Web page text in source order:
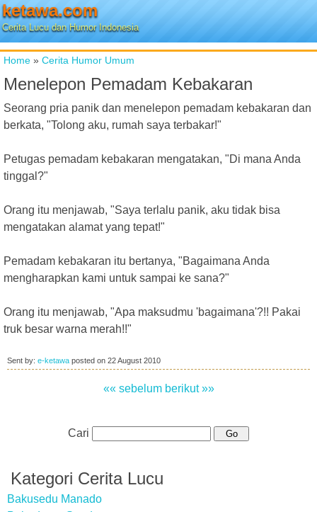
ketawa.com
Cerita Lucu dan Humor Indonesia
Home » Cerita Humor Umum
Menelepon Pemadam Kebakaran
Seorang pria panik dan menelepon pemadam kebakaran dan
berkata, "Tolong aku, rumah saya terbakar!"
Petugas pemadam kebakaran mengatakan, "Di mana Anda
tinggal?"
Orang itu menjawab, "Saya terlalu panik, aku tidak bisa
mengatakan alamat yang tepat!"
Pemadam kebakaran itu bertanya, "Bagaimana Anda
mengharapkan kami untuk sampai ke sana?"
Orang itu menjawab, "Apa maksudmu 'bagaimana'?!! Pakai
truk besar warna merah!!"
Sent by: e-ketawa posted on 22 August 2010
«« sebelum berikut »»
Cari
Kategori Cerita Lucu
Bakusedu Manado